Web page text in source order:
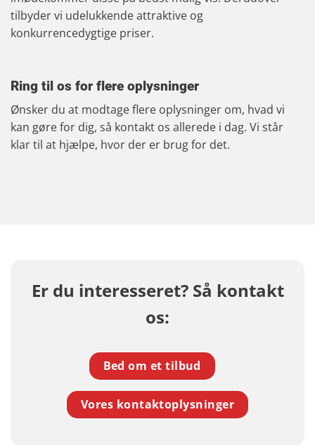
tilbyder vi udelukkende attraktive og
konkurrencedygtige priser.
Ring til os for flere oplysninger
​Ønsker du at modtage flere oplysninger om, hvad vi
kan gøre for dig, så kontakt os allerede i dag. Vi står
klar til at hjælpe, hvor der er brug for det.
Er du interesseret? Så kontakt
os:
Bed om et tilbud
Vores kontaktoplysninger